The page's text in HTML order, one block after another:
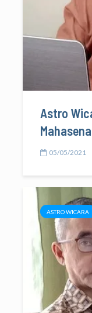
Astro
05/05/2021
ASTRO WICARA